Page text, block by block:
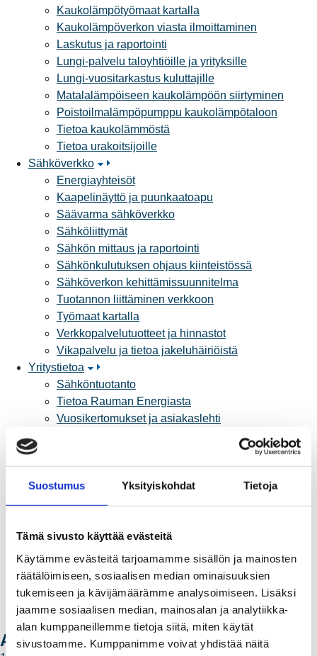
Suostumus Yksityiskohdat Tietoja
Tämä sivusto käyttää evästeitä
Käytämme evästeitä tarjoamamme sisällön ja mainosten
räätälöimiseen, sosiaalisen median ominaisuuksien
tukemiseen ja kävijämäärämme analysoimiseen. Lisäksi
jaamme sosiaalisen median, mainosalan ja analytiikka-
alan kumppaneillemme tietoja siitä, miten käytät
sivustoamme. Kumppanimme voivat yhdistää näitä
Kaukolämpötyömaat kartalla
Kaukolämpöverkon viasta ilmoittaminen
Laskutus ja raportointi
Lungi-palvelu taloyhtiöille ja yrityksille
Lungi-vuositarkastus kuluttajille
Matalalämpöiseen kaukolämpöön siirtyminen
Poistoilmalämpöpumppu kaukolämpötaloon
Tietoa kaukolämmöstä
Tietoa urakoitsijoille
Sähköverkko
Energiayhteisöt
Kaapelinäyttö ja puunkaatoapu
Säävarma sähköverkko
Sähköliittymät
Sähkön mittaus ja raportointi
Sähkönkulutuksen ohjaus kiinteistössä
Sähköverkon kehittämissuunnitelma
Tuotannon liittäminen verkkoon
Työmaat kartalla
Verkkopalvelutuotteet ja hinnastot
Vikapalvelu ja tietoa jakeluhäiriöistä
Yritystietoa
Sähköntuotanto
Tietoa Rauman Energiasta
Vuosikertomukset ja asiakaslehti
Palvelut
Aurinkosähkön hankinta
Energiansäästö kotitaloudessa
Kulutuksen seuranta
Muuttajalle
Sähköauton lataaminen
Valtakirja ja asiointi toisen puolesta
Yhteystiedot
Laskutusosoitteet
Ota yhteyttä
Ajankohtaista